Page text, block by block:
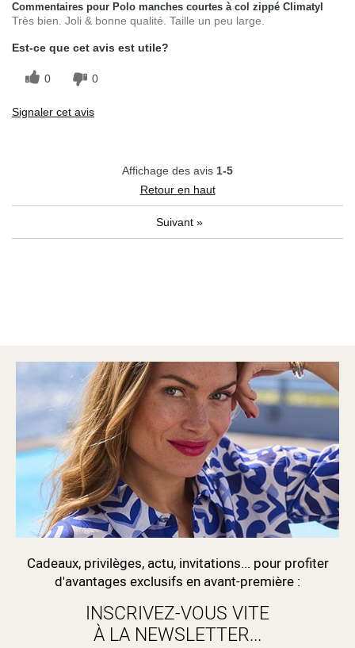
Commentaires pour Polo manches courtes à col zippé Climatyl
Très bien. Joli & bonne qualité. Taille un peu large.
Est-ce que cet avis est utile?
0 0
Signaler cet avis
Affichage des avis 1-5
Retour en haut
Suivant »
Cadeaux, privilèges, actu, invitations... pour profiter
d'avantages exclusifs en avant-première :
INSCRIVEZ-VOUS VITE
À LA NEWSLETTER...